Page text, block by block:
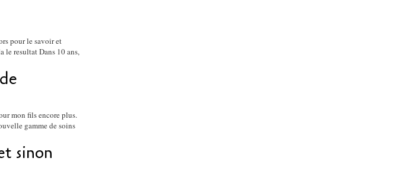
pour le savoir et
le resultat Dans 10 ans,
mon fils encore plus.
gamme de soins
sinon